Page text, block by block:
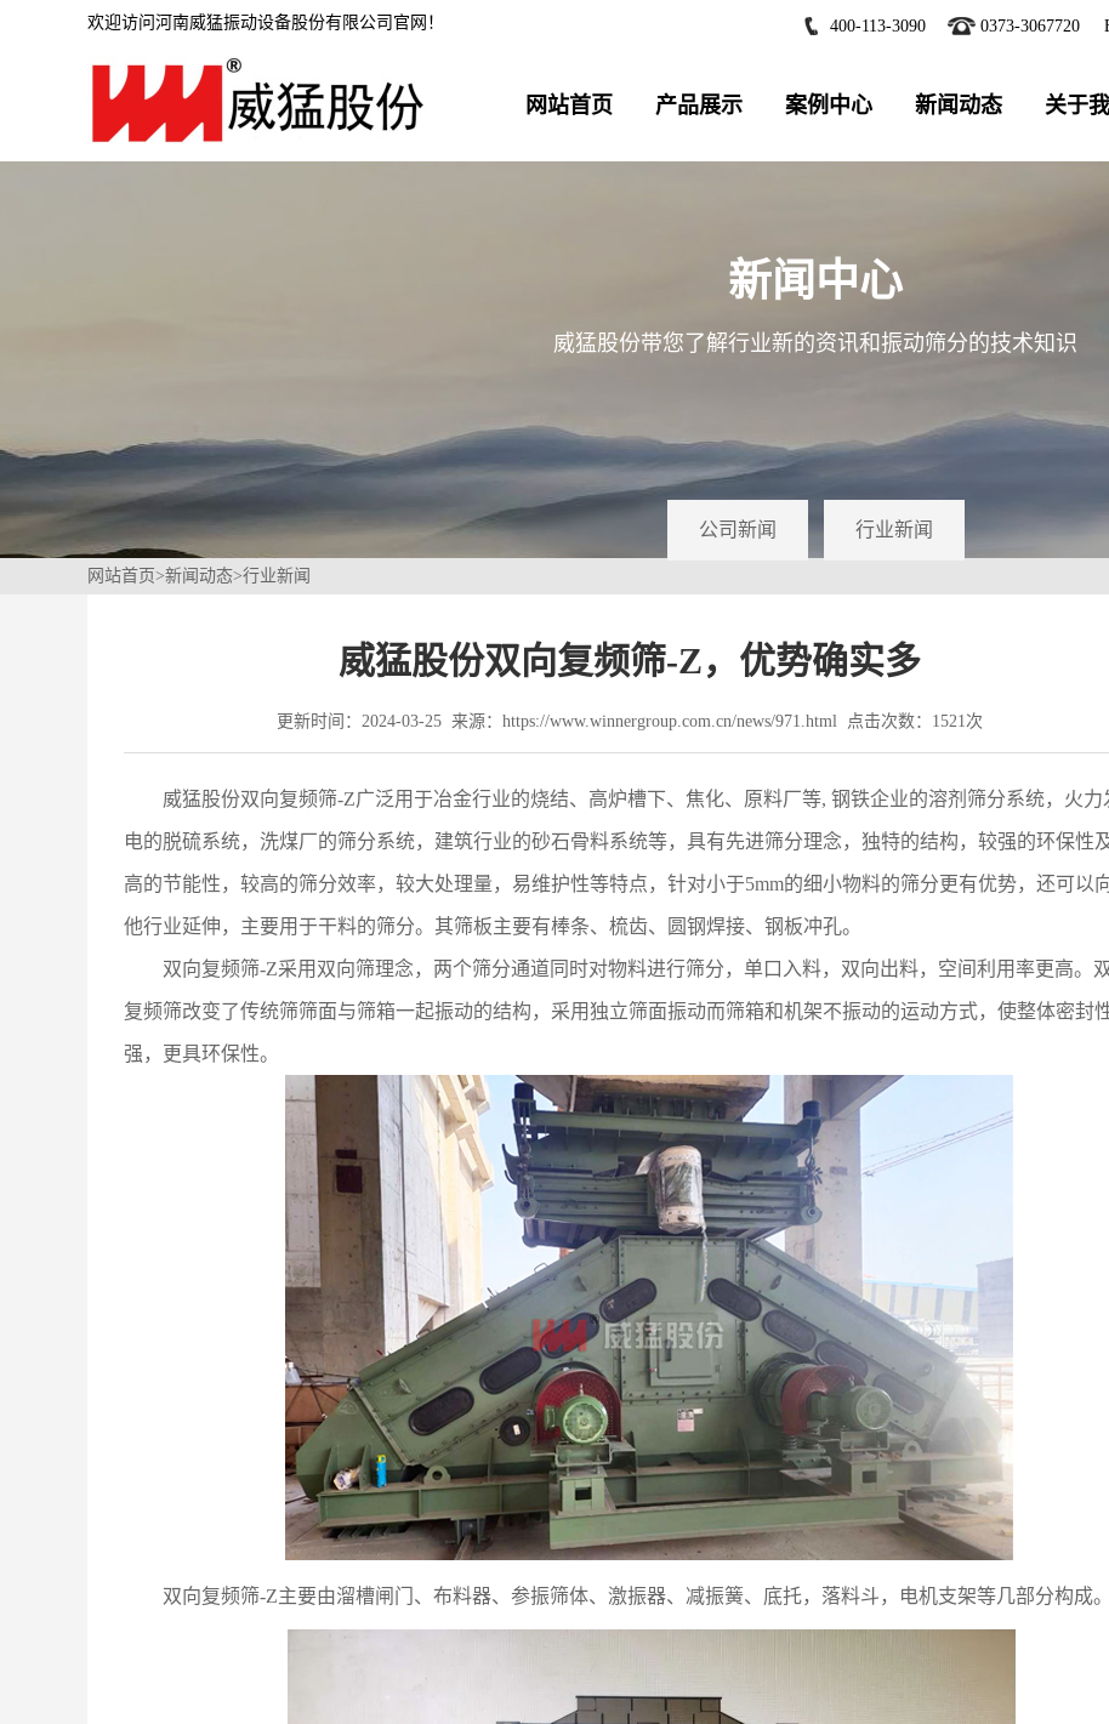
欢迎访问河南威猛振动设备股份有限公司官网！ 400-113-3090 0373-3067720
网站首页 产品展示 案例中心 新闻动态 关于我
新闻中心
威猛股份带您了解行业新的资讯和振动筛分的技术知识
公司新闻 行业新闻
网站首页>新闻动态>行业新闻
威猛股份双向复频筛-Z，优势确实多
更新时间：2024-03-25 来源：https://www.winnergroup.com.cn/news/971.html 点击次数：1521次
威猛股份双向复频筛-Z广泛用于冶金行业的烧结、高炉槽下、焦化、原料厂等, 钢铁企业的溶剂筛分系统，火力
电的脱硫系统，洗煤厂的筛分系统，建筑行业的砂石骨料系统等，具有先进筛分理念，独特的结构，较强的环保性
高的节能性，较高的筛分效率，较大处理量，易维护性等特点，针对小于5mm的细小物料的筛分更有优势，还可以
他行业延伸，主要用于干料的筛分。其筛板主要有棒条、梳齿、圆钢焊接、钢板冲孔。
双向复频筛-Z采用双向筛理念，两个筛分通道同时对物料进行筛分，单口入料，双向出料，空间利用率更高。
复频筛改变了传统筛筛面与筛箱一起振动的结构，采用独立筛面振动而筛箱和机架不振动的运动方式，使整体密封
强，更具环保性。
双向复频筛-Z主要由溜槽闸门、布料器、参振筛体、激振器、减振簧、底托，落料斗，电机支架等几部分构成。